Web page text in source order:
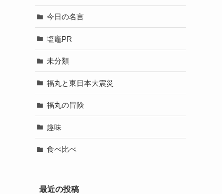
今日の名言
塩竈PR
未分類
福丸と東日本大震災
福丸の冒険
趣味
食べ比べ
最近の投稿